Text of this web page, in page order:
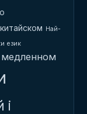
Най-
език
медленном
і